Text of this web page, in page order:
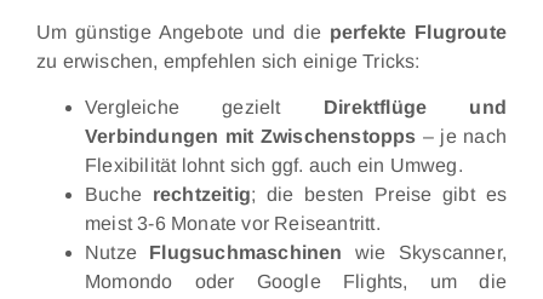
Um günstige Angebote und die perfekte Flugroute
zu erwischen, empfehlen sich einige Tricks:
Vergleiche gezielt Direktflüge und
Verbindungen mit Zwischenstopps – je nach
Flexibilität lohnt sich ggf. auch ein Umweg.
Buche rechtzeitig; die besten Preise gibt es
meist 3-6 Monate vor Reiseantritt.
Nutze Flugsuchmaschinen wie Skyscanner,
Momondo oder Google Flights, um die